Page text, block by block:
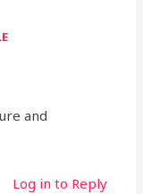
and
Log in to Reply